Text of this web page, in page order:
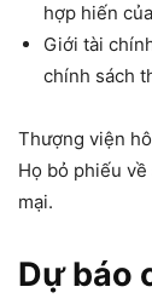
hợp hiến
Giới tài
chính sách
Thượng viện
Họ bỏ phiếu về
mại.
Dự báo